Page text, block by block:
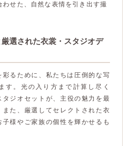
わせた、自然な表情を引き出す撮
選された衣裳・スタジオデ
るために、私たちは圧倒的な写
す。光の入り方まで計算し尽く
タジオセットが、主役の魅力を最
た、厳選してセレクトされた衣
様やご家族の個性を輝かせるも